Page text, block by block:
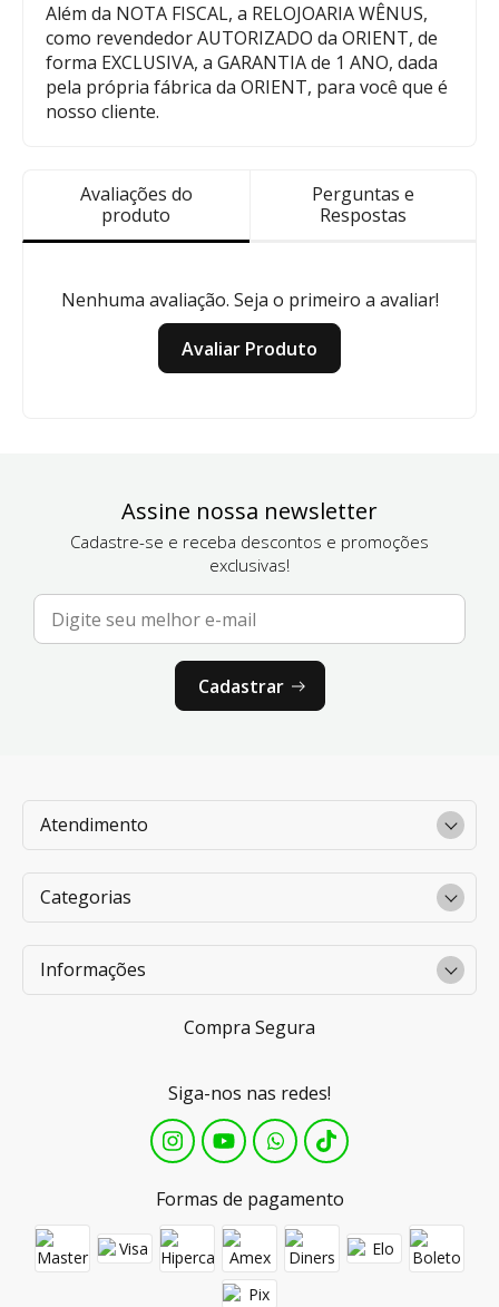
Além da NOTA FISCAL, a RELOJOARIA WÊNUS,
como revendedor AUTORIZADO da ORIENT, de
forma EXCLUSIVA, a GARANTIA de 1 ANO, dada
pela própria fábrica da ORIENT, para você que é
nosso cliente.
Avaliações do
produto
Perguntas e
Respostas
Nenhuma avaliação. Seja o primeiro a avaliar!
Avaliar Produto
Assine nossa newsletter
Cadastre-se e receba descontos e promoções
exclusivas!
Cadastrar
Categorias
Informações
Compra Segura
Atendimento
Siga-nos nas redes!
Formas de pagamento